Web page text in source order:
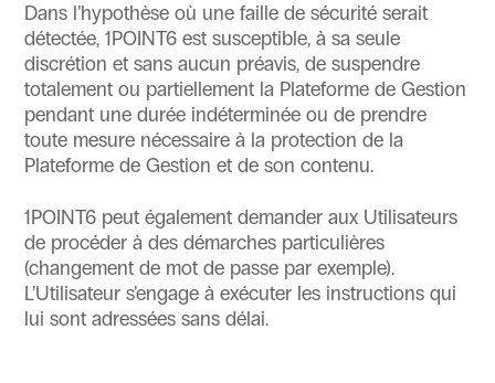
Dans l’hypothèse où une faille de sécurité serait
détectée, 1POINT6 est susceptible, à sa seule
discrétion et sans aucun préavis, de suspendre
totalement ou partiellement la Plateforme de Gestion
pendant une durée indéterminée ou de prendre
toute mesure nécessaire à la protection de la
Plateforme de Gestion et de son contenu.
1POINT6 peut également demander aux Utilisateurs
de procéder à des démarches particulières
(changement de mot de passe par exemple).
L’Utilisateur s’engage à exécuter les instructions qui
lui sont adressées sans délai.